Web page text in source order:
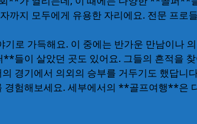
지 모두에게 유용한 자리에요. 전문 프로
로 가득해요. 이 중에는 반가운 만남이나
이 살았던 곳도 있어요. 그들의 흔적을
기에서 의외의 승부를 거두기도 했답니
험해보세요. 세부에서의 **골프여행**은